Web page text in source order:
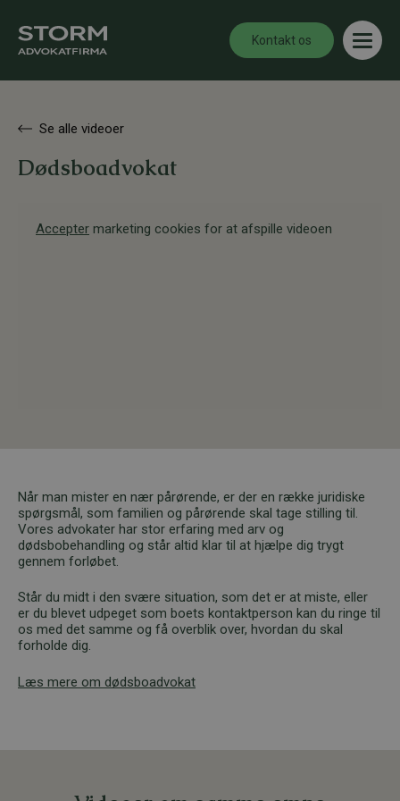
Kontakt os
Se alle videoer
Dødsboadvokat
Accepter marketing cookies for at afspille videoen
Når man mister en nær pårørende, er der en række juridiske
spørgsmål, som familien og pårørende skal tage stilling til.
Vores advokater har stor erfaring med arv og
dødsbobehandling og står altid klar til at hjælpe dig trygt
gennem forløbet.
Står du midt i den svære situation, som det er at miste, eller
er du blevet udpeget som boets kontaktperson kan du ringe til
os med det samme og få overblik over, hvordan du skal
forholde dig.
Læs mere om dødsboadvokat